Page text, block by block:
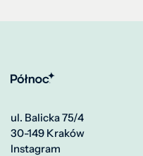
ul. Balicka 75/4
30-149 Kraków
Instagram